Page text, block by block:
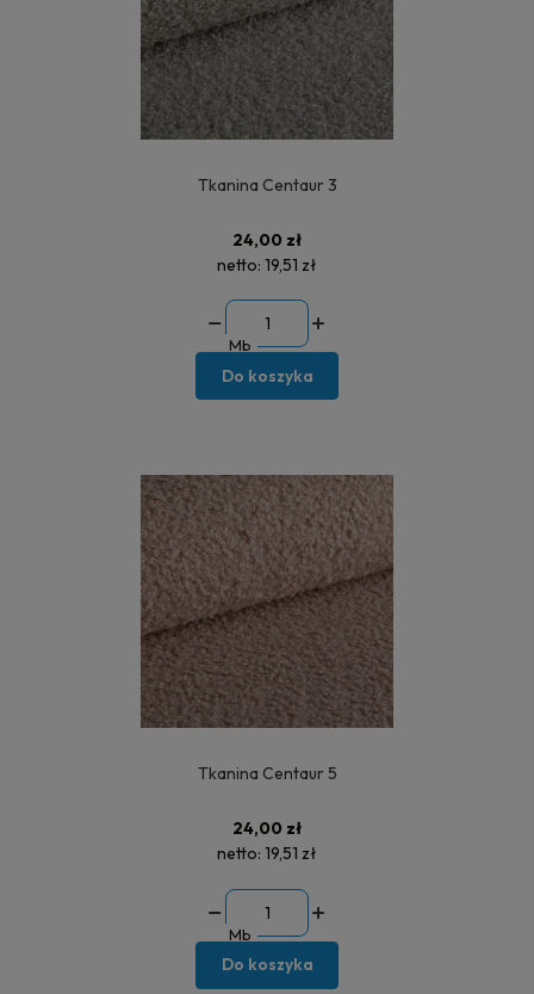
Tkanina Centaur 3
24,00 zł
netto: 19,51 zł
Mb
Do koszyka
Tkanina Centaur 5
24,00 zł
netto: 19,51 zł
Mb
Do koszyka